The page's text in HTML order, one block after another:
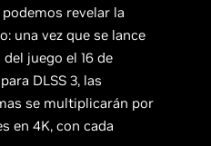
revelar la
una vez que se lance
juego el 16 de
DLSS 3, las
se multiplicarán por
en 4K, con cada